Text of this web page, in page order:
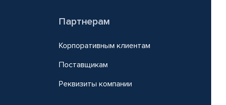
Партнерам
Корпоративным клиентам
Поставщикам
Реквизиты компании